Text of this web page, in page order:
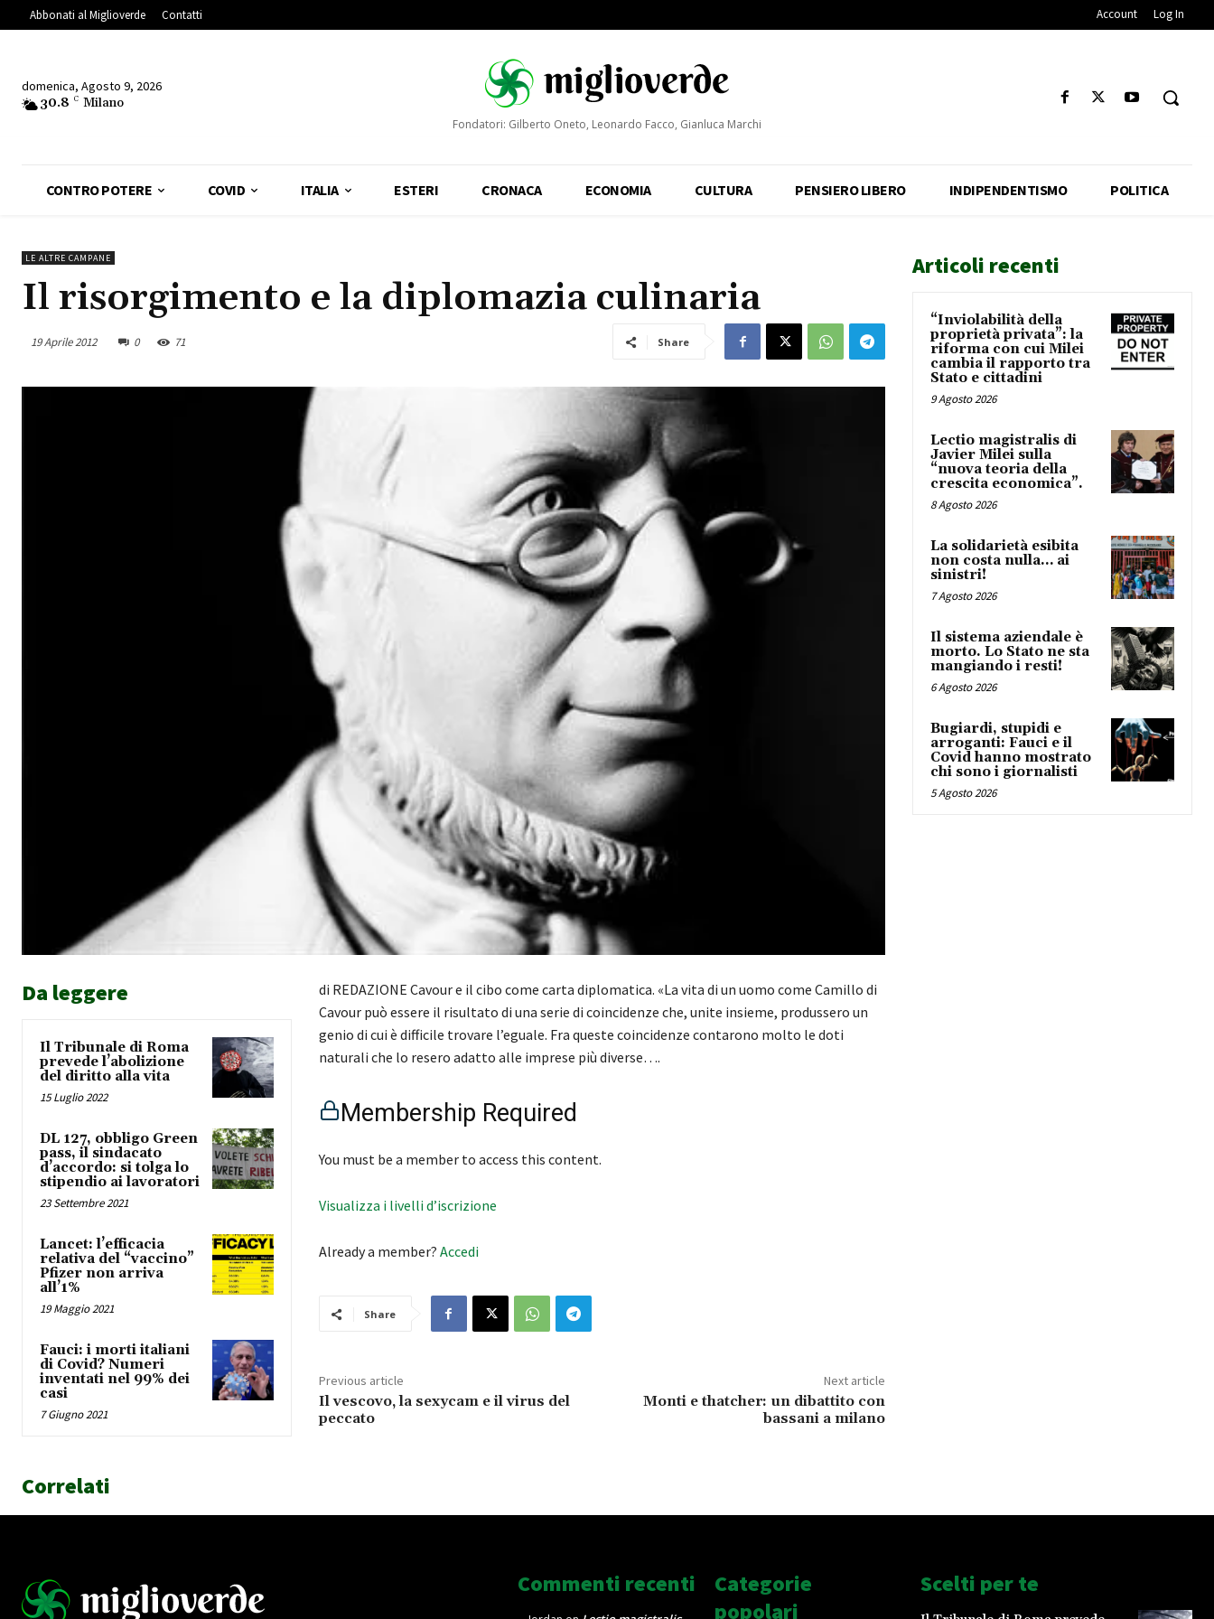
Abbonati al Miglioverde Contatti Account Log In
domenica, Agosto 9, 2026
30.8 C Milano
Fondatori: Gilberto Oneto, Leonardo Facco, Gianluca Marchi
CONTRO POTERE COVID ITALIA ESTERI CRONACA ECONOMIA CULTURA PENSIERO LIBERO INDIPENDENTISMO POLITICA
LE ALTRE CAMPANE
Il risorgimento e la diplomazia culinaria
19 Aprile 2012 0 71 Share
Da leggere
Il Tribunale di Roma
prevede l’abolizione
del diritto alla vita
15 Luglio 2022
DL 127, obbligo Green
pass, il sindacato
d’accordo: si tolga lo
stipendio ai lavoratori
23 Settembre 2021
Lancet: l’efficacia
relativa del “vaccino”
Pfizer non arriva
all’1%
19 Maggio 2021
Fauci: i morti italiani
di Covid? Numeri
inventati nel 99% dei
casi
7 Giugno 2021
di REDAZIONE Cavour e il cibo come carta diplomatica. «La vita di un uomo come Camillo di
Cavour può essere il risultato di una serie di coincidenze che, unite insieme, produssero un
genio di cui è difficile trovare l’eguale. Fra queste coincidenze contarono molto le doti
naturali che lo resero adatto alle imprese più diverse….
Membership Required
You must be a member to access this content.
Visualizza i livelli d’iscrizione
Already a member? Accedi
Share
Previous article
Il vescovo, la sexycam e il virus del
peccato
Next article
Monti e thatcher: un dibattito con
bassani a milano
Correlati
Articoli recenti
“Inviolabilità della
proprietà privata”: la
riforma con cui Milei
cambia il rapporto tra
Stato e cittadini
9 Agosto 2026
Lectio magistralis di
Javier Milei sulla
“nuova teoria della
crescita economica”.
8 Agosto 2026
La solidarietà esibita
non costa nulla… ai
sinistri!
7 Agosto 2026
Il sistema aziendale è
morto. Lo Stato ne sta
mangiando i resti!
6 Agosto 2026
Bugiardi, stupidi e
arroganti: Fauci e il
Covid hanno mostrato
chi sono i giornalisti
5 Agosto 2026
Commenti recenti
Categorie
popolari
Scelti per te